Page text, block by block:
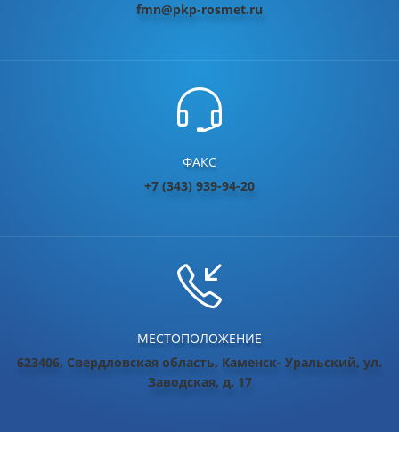
fmn@pkp-rosmet.ru
ФАКС
+7 (343) 939-94-20
МЕСТОПОЛОЖЕНИЕ
623406, Свердловская область, Каменск- Уральский, ул.
Заводская, д. 17